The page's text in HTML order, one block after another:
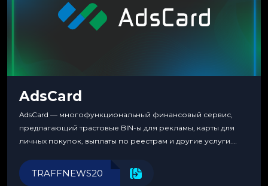
AdsCard
AdsCard — многофункциональный финансовый сервис,
предлагающий трастовые BIN-ы для рекламы, карты для
личных покупок, выплаты по реестрам и другие услуги.
инструменты для управления финансами.
TRAFFNEWS20